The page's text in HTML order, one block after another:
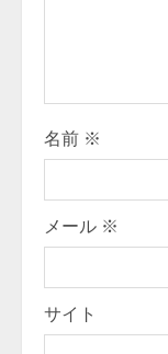
n
g
名前 ※
メール ※
サイト